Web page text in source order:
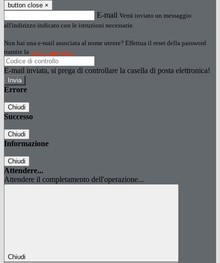
button close ×
E-mail Verrà inviato un messaggio
all'indirizzo indicato con le istruzioni necessarie.
Non hai una e-mail associata al nome utente? Effettua il reset della password
tramite la Login Spaggiari
E-mail inviata, si prega di controllare la casella di posta elettronica!
Errore
Chiudi
Successo
Chiudi
Informazione
Chiudi
Attendere...
Attendere il completamento dell'operazione...
Chiudi